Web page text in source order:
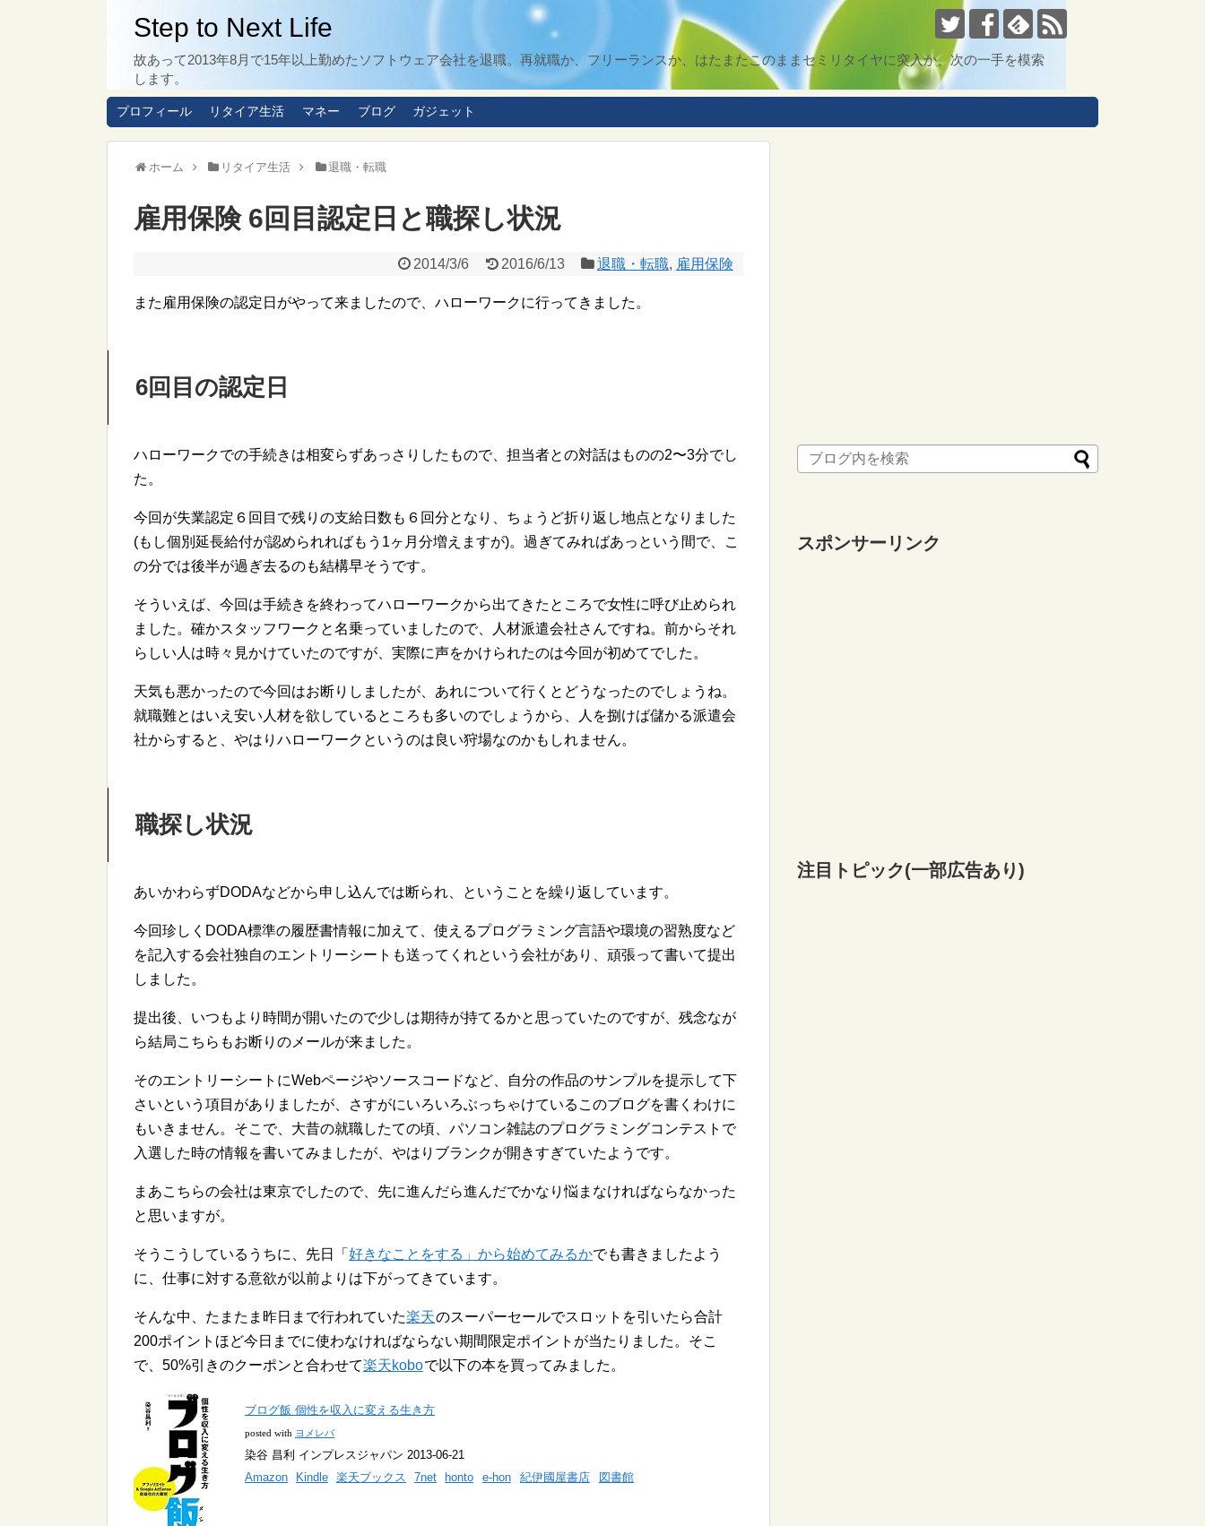
Step to Next Life
故あって2013年8月で15年以上勤めたソフトウェア会社を退職。再就職か、フリーランスか、はたまたこのままセミリタイヤに突入か、次の一手を模索
します。
プロフィール リタイア生活 マネー ブログ ガジェット
ホーム リタイア生活 退職・転職
雇用保険 6回目認定日と職探し状況
2014/3/6 2016/6/13 退職・転職, 雇用保険
また雇用保険の認定日がやって来ましたので、ハローワークに行ってきました。
6回目の認定日
ハローワークでの手続きは相変らずあっさりしたもので、担当者との対話はものの2〜3分でし
た。
今回が失業認定６回目で残りの支給日数も６回分となり、ちょうど折り返し地点となりました
(もし個別延長給付が認められればもう1ヶ月分増えますが)。過ぎてみればあっという間で、こ
の分では後半が過ぎ去るのも結構早そうです。
そういえば、今回は手続きを終わってハローワークから出てきたところで女性に呼び止められ
ました。確かスタッフワークと名乗っていましたので、人材派遣会社さんですね。前からそれ
らしい人は時々見かけていたのですが、実際に声をかけられたのは今回が初めてでした。
天気も悪かったので今回はお断りしましたが、あれについて行くとどうなったのでしょうね。
就職難とはいえ安い人材を欲しているところも多いのでしょうから、人を捌けば儲かる派遣会
社からすると、やはりハローワークというのは良い狩場なのかもしれません。
職探し状況
あいかわらずDODAなどから申し込んでは断られ、ということを繰り返しています。
今回珍しくDODA標準の履歴書情報に加えて、使えるプログラミング言語や環境の習熟度など
を記入する会社独自のエントリーシートも送ってくれという会社があり、頑張って書いて提出
しました。
提出後、いつもより時間が開いたので少しは期待が持てるかと思っていたのですが、残念なが
ら結局こちらもお断りのメールが来ました。
そのエントリーシートにWebページやソースコードなど、自分の作品のサンプルを提示して下
さいという項目がありましたが、さすがにいろいろぶっちゃけているこのブログを書くわけに
もいきません。そこで、大昔の就職したての頃、パソコン雑誌のプログラミングコンテストで
入選した時の情報を書いてみましたが、やはりブランクが開きすぎていたようです。
まあこちらの会社は東京でしたので、先に進んだら進んだでかなり悩まなければならなかった
と思いますが。
そうこうしているうちに、先日「 好きなことをする」から始めてみるかでも書きましたよう
に、仕事に対する意欲が以前よりは下がってきています。
そんな中、たまたま昨日まで行われていた楽天のスーパーセールでスロットを引いたら合計
200ポイントほど今日までに使わなければならない期間限定ポイントが当たりました。そこ
で、50%引きのクーポンと合わせて楽天koboで以下の本を買ってみました。
ブログ飯 個性を収入に変える生き方
posted with ヨメレバ
染谷 昌利 インプレスジャパン 2013-06-21
Amazon
Kindle 楽天ブックス 7net honto e-hon 紀伊國屋書店 図書館
スポンサーリンク
注目トピック(一部広告あり)